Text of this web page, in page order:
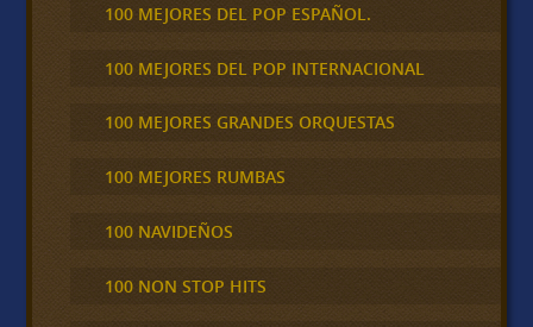
100 MEJORES DEL POP ESPAÑOL.
100 MEJORES DEL POP INTERNACIONAL
100 MEJORES GRANDES ORQUESTAS
100 MEJORES RUMBAS
100 NAVIDEÑOS
100 NON STOP HITS